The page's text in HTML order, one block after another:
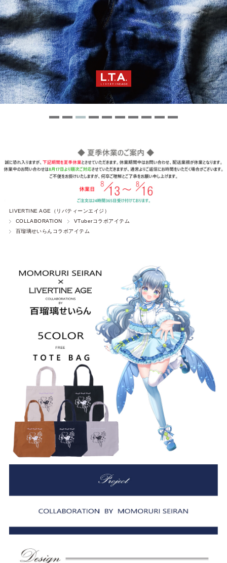
LIVERTINE AGE（リバティーンエイジ）
COLLABORATION
VTuberコラボアイテム
百瑠璃せいらんコラボアイテム